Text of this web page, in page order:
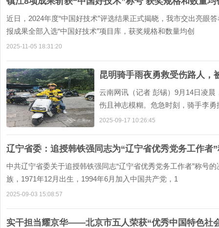
近日，2024年度“中国好技术”评选结果正式揭晓，我市交出亮眼
报成果全部入选“中国好技术”项目库，获奖规格和数量均创
2025-11-05 18:31:20
昆明骑手雨夜勇救受伤路人，
云南网讯（记者 彭锡）9月14日凌
伤且神志模糊。危急时刻，骑手李
表彰李勇的见义勇
2025-09-17 10:26:45
辽宁省委：追授韩铁强同志为“辽宁省优秀党务工作者
中共辽宁省委关于追授韩铁强同志“辽宁省优秀党务工作者”称号
族，1971年12月出生，1994年6月加入中国共产党，1
2025-09-03 15:08:57
实干担当耀京华——北京市五人荣获“优秀中国特色社